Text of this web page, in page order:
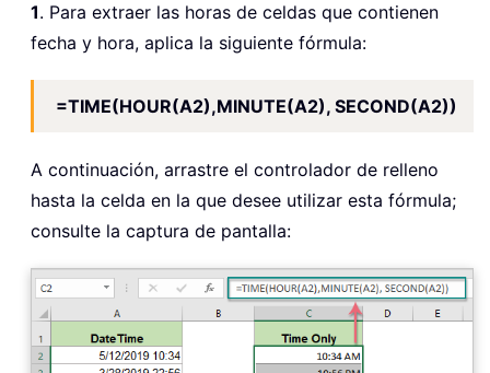
1. Para extraer las horas de celdas que contienen
fecha y hora, aplica la siguiente fórmula:
=TIME(HOUR(A2),MINUTE(A2), SECOND(A2))
A continuación, arrastre el controlador de relleno
hasta la celda en la que desee utilizar esta fórmula;
consulte la captura de pantalla: